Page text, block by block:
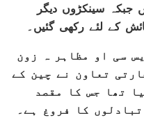
سینکڑوں دیگر
کے لئے رکھی گئیں۔
سی او مظاہر ہ زون
تعاون نے چین کے
تھا جس کا مقصد
کا فروغ ہے۔